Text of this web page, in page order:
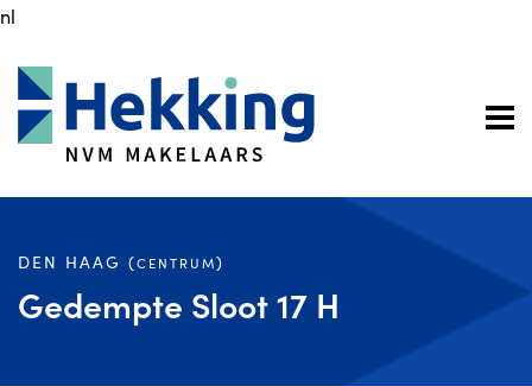
nl
DEN HAAG (CENTRUM)
Gedempte Sloot 17 H